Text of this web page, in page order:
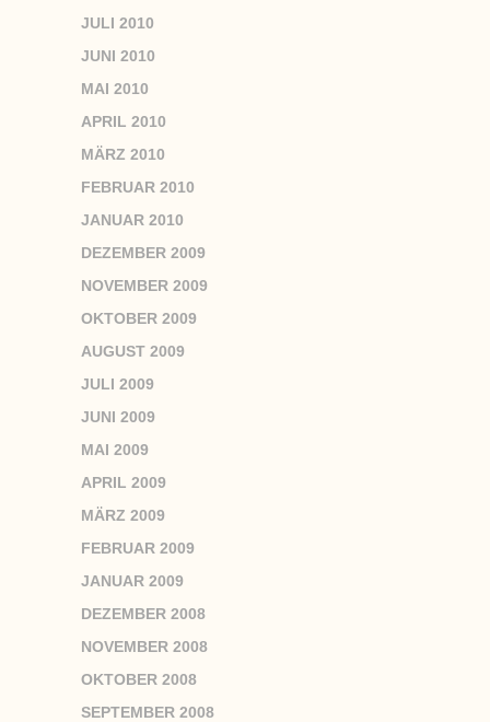
JULI 2010
JUNI 2010
MAI 2010
APRIL 2010
MÄRZ 2010
FEBRUAR 2010
JANUAR 2010
DEZEMBER 2009
NOVEMBER 2009
OKTOBER 2009
AUGUST 2009
JULI 2009
JUNI 2009
MAI 2009
APRIL 2009
MÄRZ 2009
FEBRUAR 2009
JANUAR 2009
DEZEMBER 2008
NOVEMBER 2008
OKTOBER 2008
SEPTEMBER 2008